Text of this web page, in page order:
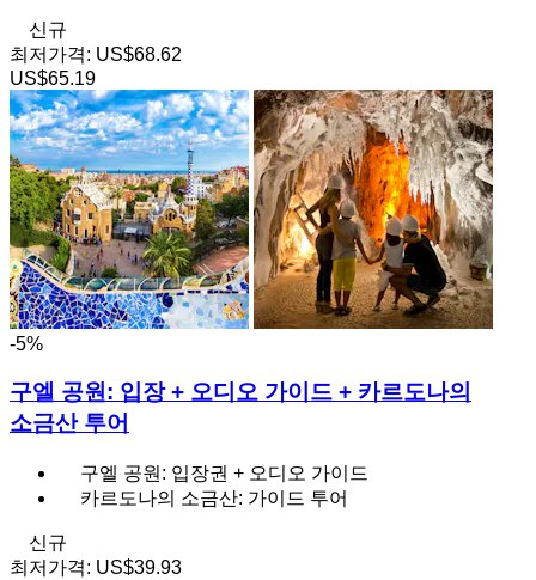
신규
최저가격: US$68.62
US$65.19
-5%
구엘 공원: 입장 + 오디오 가이드 + 카르도나의
소금산 투어
구엘 공원: 입장권 + 오디오 가이드
카르도나의 소금산: 가이드 투어
신규
최저가격: US$39.93